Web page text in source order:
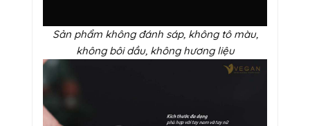
Sản phẩm không đánh sáp, không tô màu,
không bôi dầu, không hương liệu